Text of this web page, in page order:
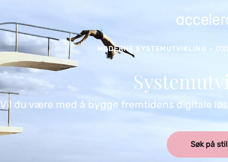
MODERNE SYSTEMUTVIKLING ·
Vil du være med å bygge fremtidens digitale
Søk på